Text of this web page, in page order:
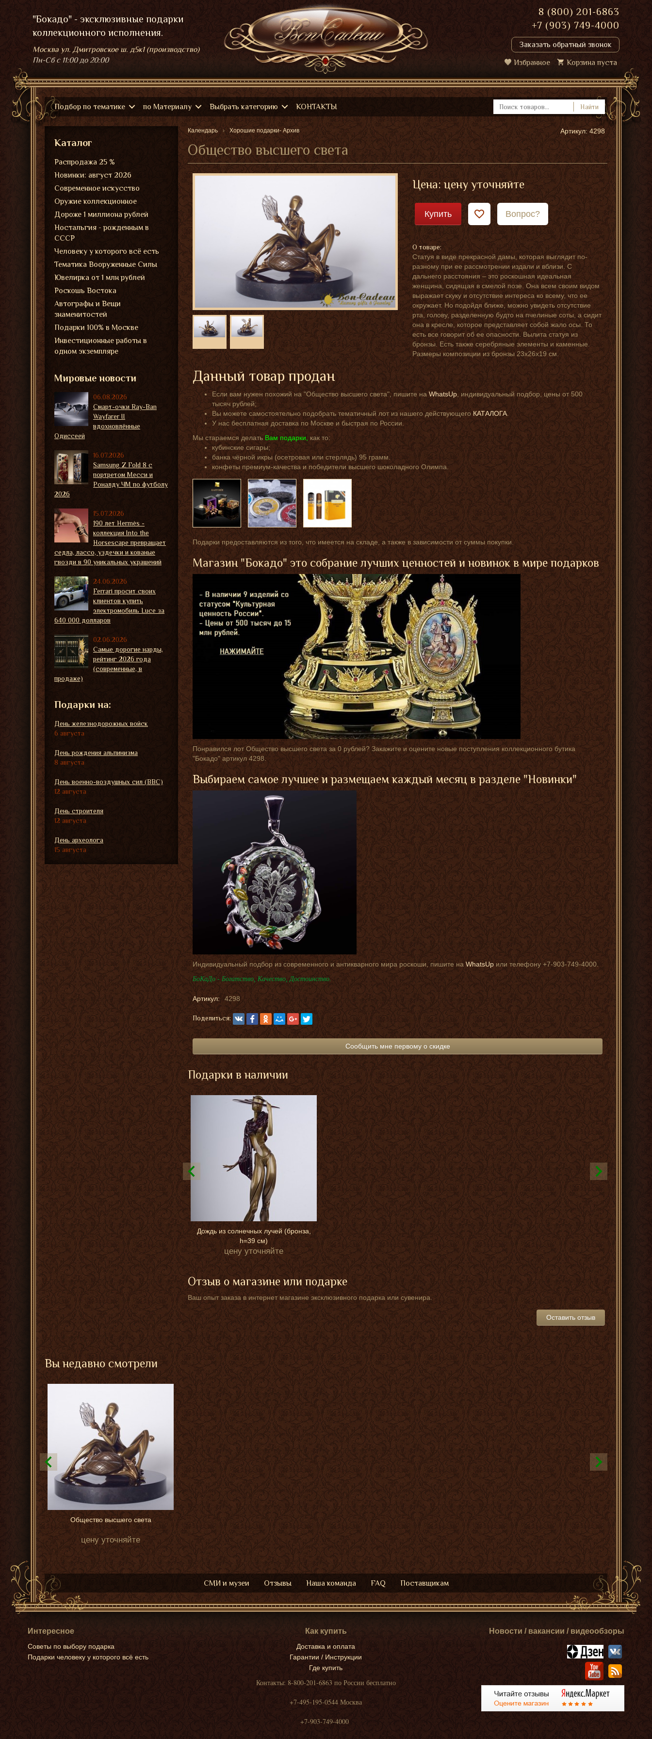
"Бокадо" - эксклюзивные подарки
коллекционного исполнения.
Москва ул. Дмитровское ш. д5к1 (производство)
Пн-Сбс 11:00 до 20:00
8 (800) 201-6863
+7 (903) 749-4000
Заказать обратный звонок
Избранное Корзина пуста
Подбор по тематике по Материалу Выбрать категорию КОНТАКТЫ Найти
Календарь Хорошие подарки- Архив
Общество высшего света
Артикул: 4298
Цена: цену уточняйте
Купить Вопрос?
О товаре:
Статуя в виде прекрасной дамы, которая выглядит по-
разному при ее рассмотрении издали и вблизи. С
дальнего расстояния – это роскошная идеальная
женщина, сидящая в смелой позе. Она всем своим видом
выражает скуку и отсутствие интереса ко всему, что ее
окружает. Но подойдя ближе, можно увидеть отсутствие
рта, голову, разделенную будто на пчелиные соты, а сидит
она в кресле, которое представляет собой жало осы. То
есть все говорит об ее опасности. Вылита статуя из
бронзы. Есть также серебряные элементы и каменные.
Размеры композиции из бронзы 23х26х19 см.
Данный товар продан
Если вам нужен похожий на "Общество высшего света", пишите наWhatsUp, индивидуальный подбор, цены от 500
тысяч рублей;
Вы можете самостоятельно подобрать тематичный лот из нашего действующегоКАТАЛОГА.
У нас бесплатная доставка по Москве и быстрая по России.
Мы стараемся делать Вам подарки, как то:
кубинские сигары;
банка чёрной икры (осетровая или стерлядь) 95 грамм.
конфеты премиум-качества и победители высшего шоколадного Олимпа.
Подарки предоставляются из того, что имеется на складе, а также в зависимости от суммы покупки.
Магазин "Бокадо" это собрание лучших ценностей и новинок в мире подарков
Понравился лот Общество высшего света за 0 рублей? Закажите и оцените новые поступления коллекционного бутика
"Бокадо" артикул 4298.
Выбираем самое лучшее и размещаем каждый месяц в разделе "Новинки"
Индивидуальный подбор из современного и антикварного мира роскоши, пишите наWhatsUpили телефону +7-903-749-4000.
БоКаДо - Богатство, Качество, Достоинство.
Артикул: 4298
Поделиться:
Сообщить мне первому о скидке
Подарки в наличии
Дождь из солнечных лучей (бронза,
h=39 см)
цену уточняйте
Отзыв о магазине или подарке
Ваш опыт заказа в интернет магазине эксклюзивного подарка или сувенира.
Оставить отзыв
Каталог
Распродажа 25 %
Новинки: август 2026
Современное искусство
Оружие коллекционное
Дороже 1 миллиона рублей
Ностальгия - рожденным в
СССР
Человеку у которого всё есть
Тематика Вооруженные Силы
Ювелирка от 1 млн рублей
Роскошь Востока
Автографы и Вещи
знаменитостей
Подарки 100% в Москве
Инвестиционные работы в
одном экземпляре
Мировые новости
06.08.2026
Смарт-очки Ray-Ban
Wayfarer II
вдохновлённые
Одиссеей
16.07.2026
Samsung Z Fold 8 с
портретом Месси и
Роналду ЧМ по футболу
2026
15.07.2026
190 лет Hermès -
коллекция Into the
Horsescape превращает
седла, лассо, уздечки и кованые
гвозди в 90 уникальных украшений
24.06.2026
Ferrari просит своих
клиентов купить
электромобиль Luce за
640 000 долларов
02.06.2026
Самые дорогие нарды,
рейтинг 2026 года
(современные, в
продаже)
Подарки на:
День железнодорожных войск
6 августа
День рождения альпинизма
8 августа
День военно-воздушных сил (ВВС)
12 августа
День строителя
12 августа
День археолога
15 августа
Вы недавно смотрели
Общество высшего света
цену уточняйте
СМИ и музеи Отзывы Наша команда FAQ Поставщикам
Интересное
Советы по выбору подарка
Подарки человеку у которого всё есть
Как купить
Доставка и оплата
Гарантии / Инструкции
Где купить
Контакты: 8-800-201-6863 по России бесплатно
+7-495-195-0544 Москва
+7-903-749-4000
Новости / вакансии / видеообзоры